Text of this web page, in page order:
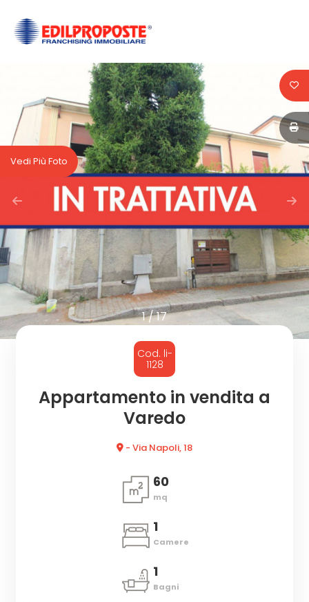
1/17
Vedi Più Foto
Cod. li-
1128
Appartamento in vendita a
Varedo
- Via Napoli, 18
60
mq
1
Camere
1
Bagni
HOME
SIAMO
AFFILIATI
VENDITA
AFFITTO
ACQUISIZIONE
LAVORA
Codice
Contratto
Qualsiasi
Vendita
Affitto
Scegli
dove
cercare
Comune